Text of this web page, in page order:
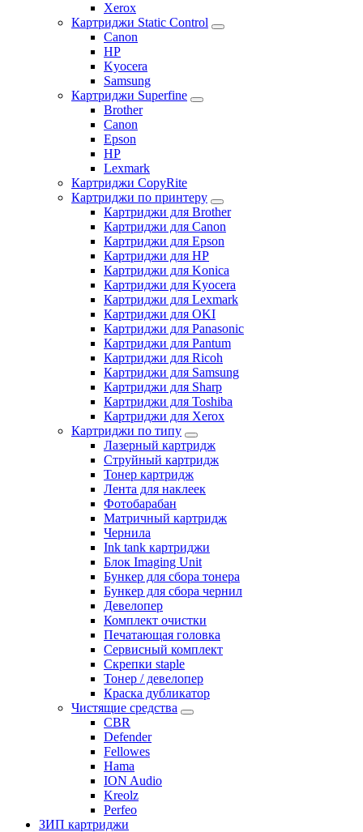
Xerox
Картриджи Static Control
Canon
HP
Kyocera
Samsung
Картриджи Superfine
Brother
Canon
Epson
HP
Lexmark
Картриджи CopyRite
Картриджи по принтеру
Картриджи для Brother
Картриджи для Canon
Картриджи для Epson
Картриджи для HP
Картриджи для Konica
Картриджи для Kyocera
Картриджи для Lexmark
Картриджи для OKI
Картриджи для Panasonic
Картриджи для Pantum
Картриджи для Ricoh
Картриджи для Samsung
Картриджи для Sharp
Картриджи для Toshiba
Картриджи для Xerox
Картриджи по типу
Лазерный картридж
Струйный картридж
Тонер картридж
Лента для наклеек
Фотобарабан
Матричный картридж
Чернила
Ink tank картриджи
Блок Imaging Unit
Бункер для сбора тонера
Бункер для сбора чернил
Девелопер
Комплект очистки
Печатающая головка
Сервисный комплект
Скрепки staple
Тонер / девелопер
Краска дубликатор
Чистящие средства
CBR
Defender
Fellowes
Hama
ION Audio
Kreolz
Perfeo
ЗИП картриджи